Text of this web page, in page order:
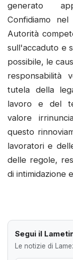
generato
Confidiamo
Autorità
sull'accaduto e
possibile, le
responsabilità
tutela della
lavoro e del
valore
questo
lavoratori e
delle regole,
di intimidazione
Segui il
Le notizie di